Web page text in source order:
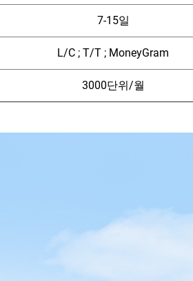
7-15일
L/C ; T/T ; MoneyGram
3000단위/월